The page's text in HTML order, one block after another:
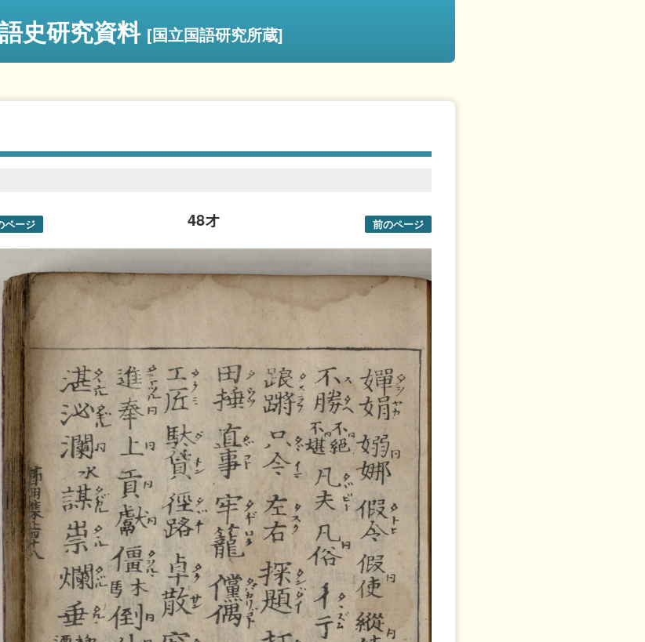
史研究資料 [国立国語研究所蔵]
48オ
ページ 前のページ